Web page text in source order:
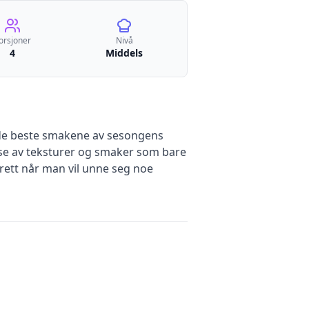
4
Nivå
Middels
beste smakene av sesongens
av teksturer og smaker som bare
når man vil unne seg noe